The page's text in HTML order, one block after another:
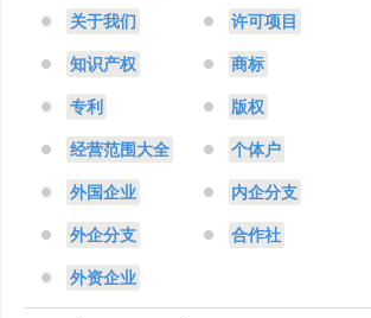
关于我们 许可项目
知识产权 商标
专利 版权
经营范围大全 个体户
外国企业 内企分支
外企分支 合作社
外资企业